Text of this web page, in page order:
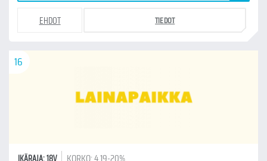
EHDOT TIEDOT
16